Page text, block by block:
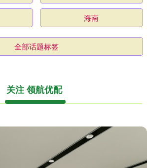
海南
全部话题标签
关注 领航优配